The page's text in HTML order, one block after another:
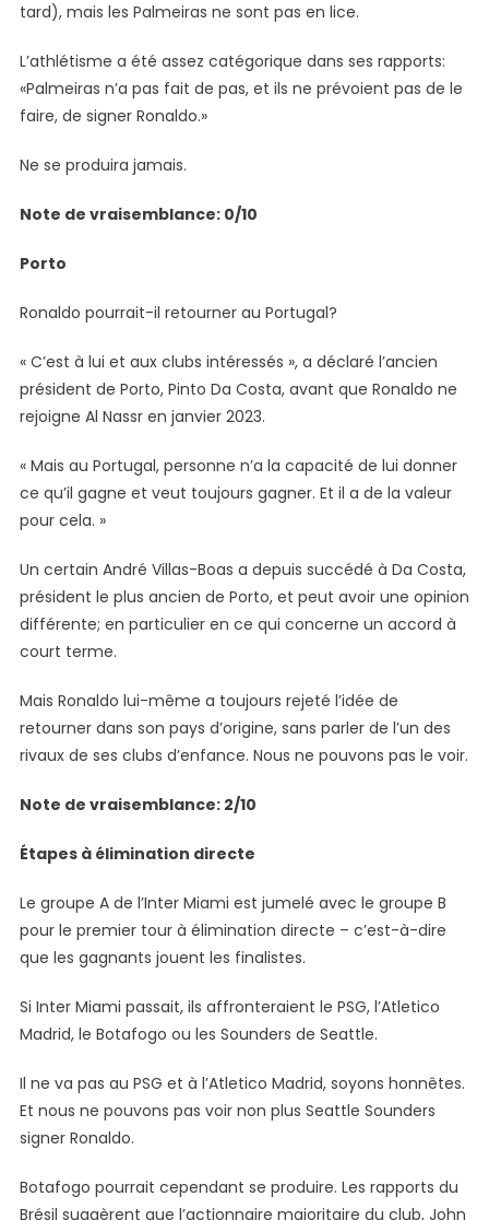
tard), mais les Palmeiras ne sont pas en lice.
L’athlétisme a été assez catégorique dans ses rapports:
«Palmeiras n’a pas fait de pas, et ils ne prévoient pas de le
faire, de signer Ronaldo.»
Ne se produira jamais.
Note de vraisemblance: 0/10
Porto
Ronaldo pourrait-il retourner au Portugal?
« C’est à lui et aux clubs intéressés », a déclaré l’ancien
président de Porto, Pinto Da Costa, avant que Ronaldo ne
rejoigne Al Nassr en janvier 2023.
« Mais au Portugal, personne n’a la capacité de lui donner
ce qu’il gagne et veut toujours gagner. Et il a de la valeur
pour cela. »
Un certain André Villas-Boas a depuis succédé à Da Costa,
président le plus ancien de Porto, et peut avoir une opinion
différente; en particulier en ce qui concerne un accord à
court terme.
Mais Ronaldo lui-même a toujours rejeté l’idée de
retourner dans son pays d’origine, sans parler de l’un des
rivaux de ses clubs d’enfance. Nous ne pouvons pas le voir.
Note de vraisemblance: 2/10
Étapes à élimination directe
Le groupe A de l’Inter Miami est jumelé avec le groupe B
pour le premier tour à élimination directe – c’est-à-dire
que les gagnants jouent les finalistes.
Si Inter Miami passait, ils affronteraient le PSG, l’Atletico
Madrid, le Botafogo ou les Sounders de Seattle.
Il ne va pas au PSG et à l’Atletico Madrid, soyons honnêtes.
Et nous ne pouvons pas voir non plus Seattle Sounders
signer Ronaldo.
Botafogo pourrait cependant se produire. Les rapports du
Brésil suggèrent que l’actionnaire majoritaire du club, John